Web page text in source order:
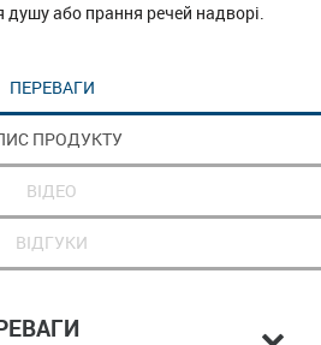
або прання речей надворі.
ПЕРЕВАГИ
ПРОДУКТУ
ВІДЕО
ВІДГУКИ